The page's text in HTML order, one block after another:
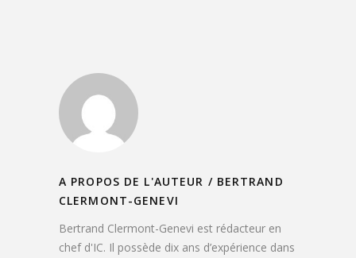
A PROPOS DE L'AUTEUR / BERTRAND
CLERMONT-GENEVI
Bertrand Clermont-Genevi est rédacteur en
chef d'IC. Il possède dix ans d’expérience dans